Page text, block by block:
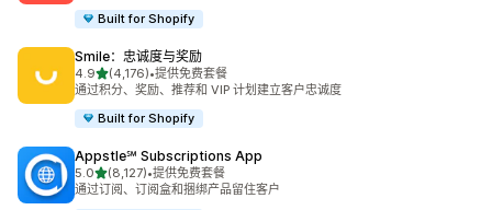
Built for Shopify
Smile：忠诚度与奖励
4.9星（满分 5 星）
(4,176)
总共 4176 条评论
•提供免费套餐
通过积分、奖励、推荐和 VIP 计划建立客户忠诚度
Built for Shopify
Appstle℠ Subscriptions App
5.0星（满分 5 星）
(8,127)
总共 8127 条评论
•提供免费套餐
通过订阅、订阅盒和捆绑产品留住客户